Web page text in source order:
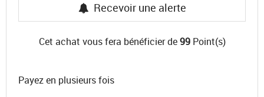
Recevoir une alerte
Cet achat vous fera bénéficier de99Point(s)
Payez en plusieurs fois